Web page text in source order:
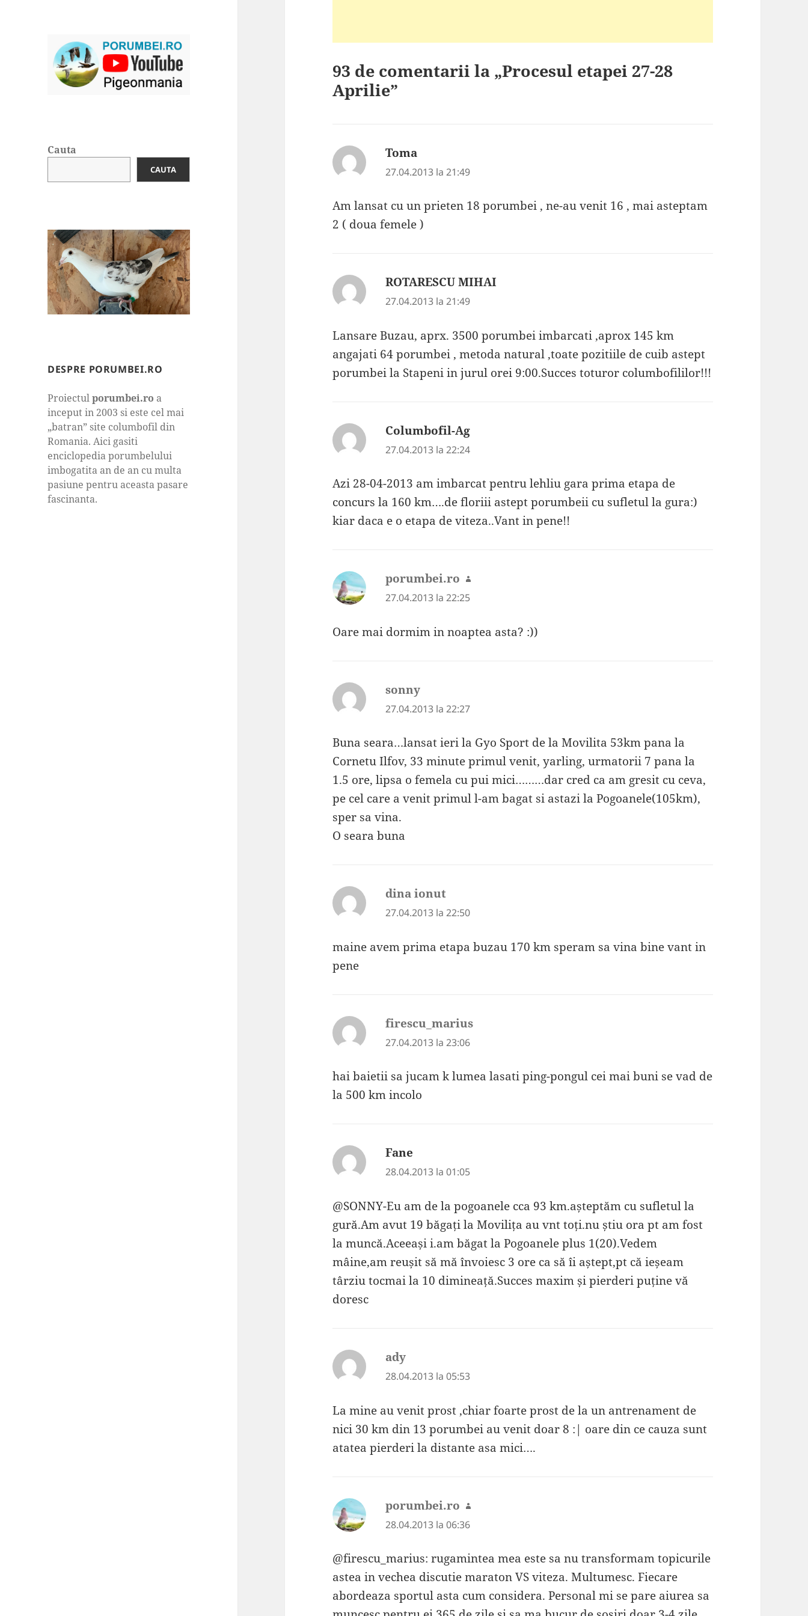
Cauta
CAUTA
DESPRE PORUMBEI.RO
Proiectulporumbei.ro a
inceput in 2003 si este cel mai
„batran” site columbofil din
Romania. Aici gasiti
enciclopedia porumbelului
imbogatita an de an cu multa
pasiune pentru aceasta pasare
fascinanta.
93 de comentarii la „Procesul etapei 27-28
Aprilie”
Toma
27.04.2013 la 21:49
Am lansat cu un prieten 18 porumbei , ne-au venit 16 , mai asteptam
2 ( doua femele )
ROTARESCU MIHAI
27.04.2013 la 21:49
Lansare Buzau, aprx. 3500 porumbei imbarcati ,aprox 145 km
angajati 64 porumbei , metoda natural ,toate pozitiile de cuib astept
porumbei la Stapeni in jurul orei 9:00.Succes toturor columbofililor!!!
Columbofil-Ag
27.04.2013 la 22:24
Azi 28-04-2013 am imbarcat pentru lehliu gara prima etapa de
concurs la 160 km….de floriii astept porumbeii cu sufletul la gura:)
kiar daca e o etapa de viteza..Vant in pene!!
porumbei.ro spune:
27.04.2013 la 22:25
Oare mai dormim in noaptea asta? :))
sonny
27.04.2013 la 22:27
Buna seara…lansat ieri la Gyo Sport de la Movilita 53km pana la
Cornetu Ilfov, 33 minute primul venit, yarling, urmatorii 7 pana la
1.5 ore, lipsa o femela cu pui mici………dar cred ca am gresit cu ceva,
pe cel care a venit primul l-am bagat si astazi la Pogoanele(105km),
sper sa vina.
O seara buna
dina ionut
27.04.2013 la 22:50
maine avem prima etapa buzau 170 km speram sa vina bine vant in
pene
firescu_marius
27.04.2013 la 23:06
hai baietii sa jucam k lumea lasati ping-pongul cei mai buni se vad de
la 500 km incolo
Fane
28.04.2013 la 01:05
@SONNY-Eu am de la pogoanele cca 93 km.așteptăm cu sufletul la
gură.Am avut 19 băgați la Movilița au vnt toți.nu știu ora pt am fost
la muncă.Aceeași i.am băgat la Pogoanele plus 1(20).Vedem
mâine,am reușit să mă învoiesc 3 ore ca să îi aștept,pt că ieșeam
târziu tocmai la 10 dimineață.Succes maxim și pierderi puține vă
doresc
ady
28.04.2013 la 05:53
La mine au venit prost ,chiar foarte prost de la un antrenament de
nici 30 km din 13 porumbei au venit doar 8 :| oare din ce cauza sunt
atatea pierderi la distante asa mici….
porumbei.ro spune:
28.04.2013 la 06:36
@firescu_marius: rugamintea mea este sa nu transformam topicurile
astea in vechea discutie maraton VS viteza. Multumesc. Fiecare
abordeaza sportul asta cum considera. Personal mi se pare aiurea sa